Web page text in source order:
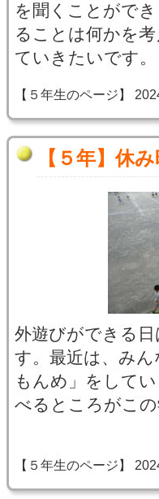
を聞くことがで
ることは何かを
ていきたいです。
【５年生のページ】
【５年】休
外遊びができる
す。最近は、み
もんめ」をして
べるところがこ
【５年生のページ】